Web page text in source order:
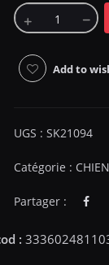
Add to
UGS : SK21094
Catégorie : CHIEN
Partager :